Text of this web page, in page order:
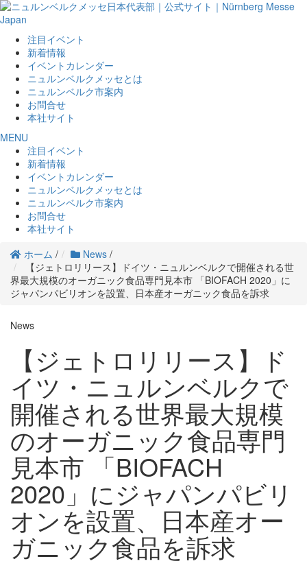
注目イベント
新着情報
イベントカレンダー
ニュルンベルクメッセとは
ニュルンベルク市案内
お問合せ
本社サイト
MENU
注目イベント
新着情報
イベントカレンダー
ニュルンベルクメッセとは
ニュルンベルク市案内
お問合せ
本社サイト
ホーム / News /
【ジェトロリリース】ドイツ・ニュルンベルクで開催される世
界最大規模のオーガニック食品専門見本市 「BIOFACH 2020」に
ジャパンパビリオンを設置、日本産オーガニック食品を訴求
News
【ジェトロリリース】ド
イツ・ニュルンベルクで
開催される世界最大規模
のオーガニック食品専門
見本市 「BIOFACH
2020」にジャパンパビリ
オンを設置、日本産オー
ガニック食品を訴求